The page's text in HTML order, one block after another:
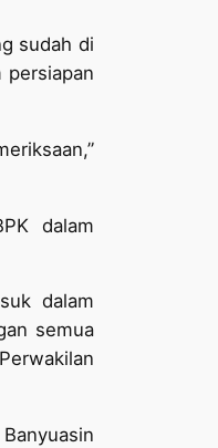
sudah di
persiapan
dalam
dalam
semua